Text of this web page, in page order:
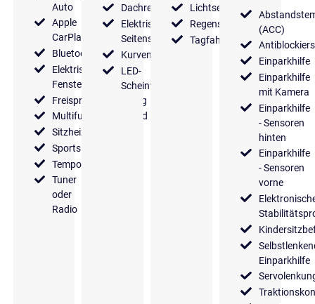
Auto
Apple
CarPlay
Bluetooth
Elektrische
Fensterheber
Freisprecheinrichtung
Multifunktionslenkrad
Sitzheizung
Sportsitze
Tempomat
Tuner
oder
Radio
Dachreling
Elektrische
Seitenspiegel
Kurvenlicht
LED-
Scheinwerfer
Lichtsensor
Regensensor
Tagfahrlicht
(ACC)
Einparkhilfe
Einparkhilfe
mit Kamera
Einparkhilfe
- Sensoren
hinten
Einparkhilfe
- Sensoren
vorne
Einparkhilfe